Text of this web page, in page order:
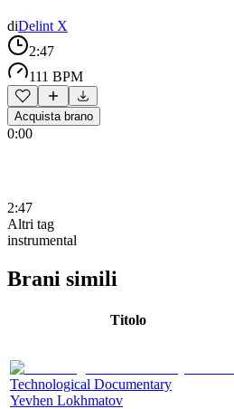
diDelint X
2:47
111 BPM
Acquista brano
0:00
2:47
Altri tag
instrumental
Brani simili
Titolo
Technological Documentary
Yevhen Lokhmatov